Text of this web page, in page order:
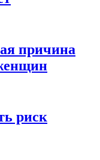
причина
риск